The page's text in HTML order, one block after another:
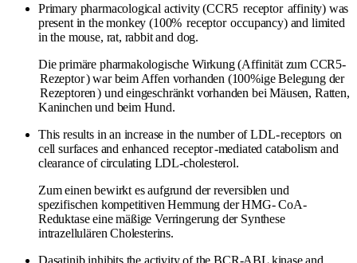
Primary pharmacological activity (CCR5 receptor affinity) was
present in the monkey (100% receptor occupancy) and limited
in the mouse, rat, rabbit and dog.
Die primäre pharmakologische Wirkung (Affinität zum CCR5-
Rezeptor) war beim Affen vorhanden (100%ige Belegung der
Rezeptoren) und eingeschränkt vorhanden bei Mäusen, Ratten,
Kaninchen und beim Hund.
This results in an increase in the number of LDL-receptors on
cell surfaces and enhanced receptor-mediated catabolism and
clearance of circulating LDL-cholesterol.
Zum einen bewirkt es aufgrund der reversiblen und
spezifischen kompetitiven Hemmung der HMG- CoA-
Reduktase eine mäßige Verringerung der Synthese
intrazellulären Cholesterins.
Dasatinib inhibits the activity of the BCR-ABL kinase and